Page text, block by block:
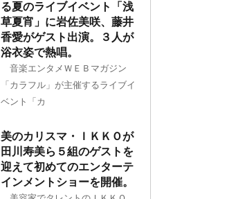
る夏のライブイベント「浅
草夏宵」に岩佐美咲、藤井
香愛がゲスト出演。３人が
浴衣姿で熱唱。
音楽エンタメＷＥＢマガジン
「カラフル」が主催するライブイ
ベント「カ
美のカリスマ・ＩＫＫＯが
田川寿美ら５組のゲストを
迎えて初めてのエンターテ
インメントショーを開催。